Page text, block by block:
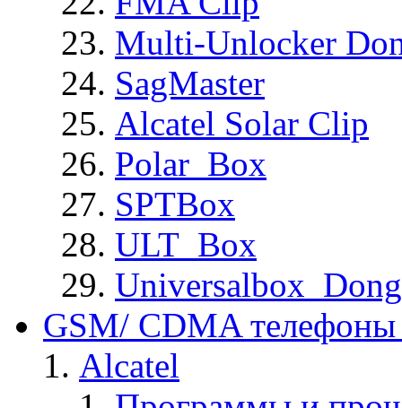
Multi-Unlocker
SagMaster
Alcatel Solar Clip
Polar_Box
SPTBox
ULT_Box
GSM/ CDMA
Alcatel